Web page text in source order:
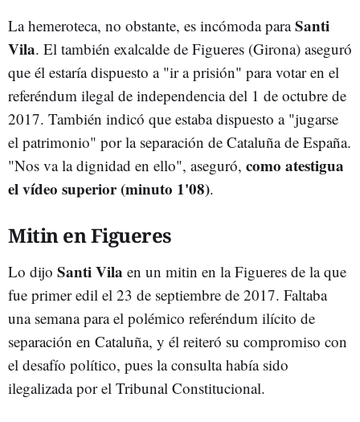
La hemeroteca, no obstante, es incómoda paraSanti
Vila. El también exalcalde de Figueres (Girona) aseguró
que él estaría dispuesto a "ir a prisión" para votar en el
referéndum ilegal de independencia del 1 de octubre de
2017. También indicó que estaba dispuesto a "jugarse
el patrimonio" por la separación de Cataluña de España.
"Nos va la dignidad en ello", aseguró, como atestigua
el vídeo superior (minuto 1'08).
Mitin en Figueres
Lo dijo Santi Vila en un mitin en la Figueres de la que
fue primer edil el 23 de septiembre de 2017. Faltaba
una semana para el polémico referéndum ilícito de
separación en Cataluña, y él reiteró su compromiso con
el desafío político, pues la consulta había sido
ilegalizada por el Tribunal Constitucional.